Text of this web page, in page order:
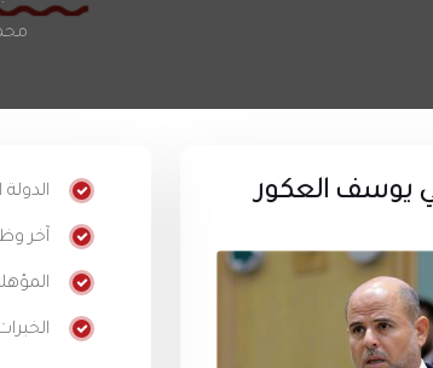
يوسف العكور
آخر